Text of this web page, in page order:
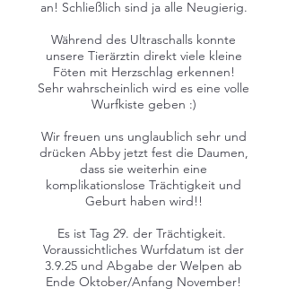
an! Schließlich sind ja alle Neugierig.
Während des Ultraschalls konnte
unsere Tierärztin direkt viele kleine
Föten mit Herzschlag erkennen!
Sehr wahrscheinlich wird es eine volle
Wurfkiste geben :)
Wir freuen uns unglaublich sehr und
drücken Abby jetzt fest die Daumen,
dass sie weiterhin eine
komplikationslose Trächtigkeit und
Geburt haben wird!!
Es ist Tag 29. der Trächtigkeit.
Voraussichtliches Wurfdatum ist der
3.9.25 und Abgabe der Welpen ab
Ende Oktober/Anfang November!